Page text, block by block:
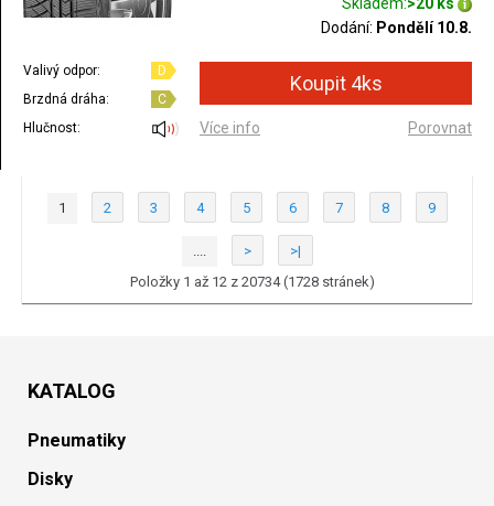
Dodání: Pondělí 10.8.
Valivý odpor:
D
Brzdná dráha:
C
Hlučnost:
Více info Porovnat
1 2 3 4 5 6 7 8 9
.... >
>|
Položky 1 až 12 z 20734 (1728 stránek)
KATALOG
Pneumatiky
Disky